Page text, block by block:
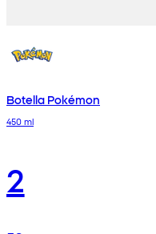
Botella Pokémon
450 ml
2